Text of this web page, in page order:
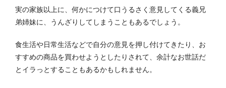
実の家族以上に、何かにつけて口うるさく意見してくる義兄
弟姉妹に、うんざりしてしまうこともあるでしょう。
食生活や日常生活などで自分の意見を押し付けてきたり、お
すすめの商品を買わせようとしたりされて、余計なお世話だ
とイラっとすることもあるかもしれません。